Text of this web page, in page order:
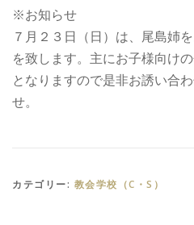
※お知らせ
７月２３日（日）は、尾島姉
を致します。主にお子様向け
となりますので是非お誘い合
せ。
カテゴリー: 教会学校（C・S）